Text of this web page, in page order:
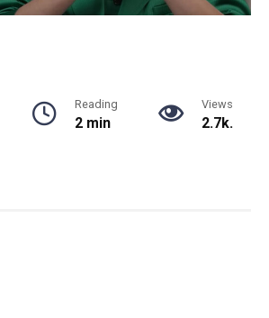
Reading
2 min
Views
2.7k.